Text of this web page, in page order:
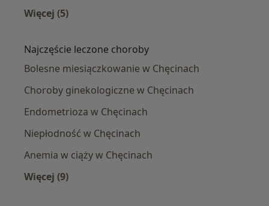
Więcej (5)
Najczęście leczone choroby
Bolesne miesiączkowanie w Chęcinach
Choroby ginekologiczne w Chęcinach
Endometrioza w Chęcinach
Niepłodność w Chęcinach
Anemia w ciąży w Chęcinach
Więcej (9)